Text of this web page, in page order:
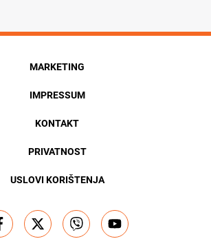
MARKETING
IMPRESSUM
KONTAKT
PRIVATNOST
USLOVI KORIŠTENJA